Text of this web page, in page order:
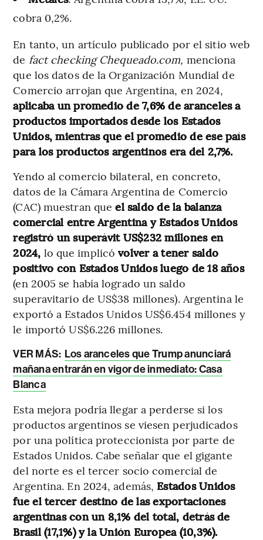
cobra 0,2%.
En tanto, un artículo publicado por el sitio web
de fact checking Chequeado.com, menciona
que los datos de la Organización Mundial de
Comercio arrojan que Argentina, en 2024,
aplicaba un promedio de 7,6% de aranceles a
productos importados desde los Estados
Unidos, mientras que el promedio de ese país
para los productos argentinos era del 2,7%.
Yendo al comercio bilateral, en concreto,
datos de la Cámara Argentina de Comercio
(CAC) muestran queel saldo de la balanza
comercial entre Argentina y Estados Unidos
registró un superávit US$232 millones en
2024, lo que implicóvolver a tener saldo
positivo con Estados Unidos luego de 18 años
(en 2005 se había logrado un saldo
superavitario de US$38 millones). Argentina le
exportó a Estados Unidos US$6.454 millones y
le importó US$6.226 millones.
VER MÁS: Los aranceles que Trump anunciará
mañana entrarán en vigor de inmediato: Casa
Blanca
Esta mejora podría llegar a perderse si los
productos argentinos se viesen perjudicados
por una política proteccionista por parte de
Estados Unidos. Cabe señalar que el gigante
del norte es el tercer socio comercial de
Argentina. En 2024, además, Estados Unidos
fue el tercer destino de las exportaciones
argentinas con un 8,1% del total, detrás de
Brasil (17,1%) y la Unión Europea (10,3%).